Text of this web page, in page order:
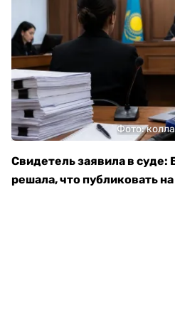
Фото:
Свидетель заявила в
решала, что публиковать